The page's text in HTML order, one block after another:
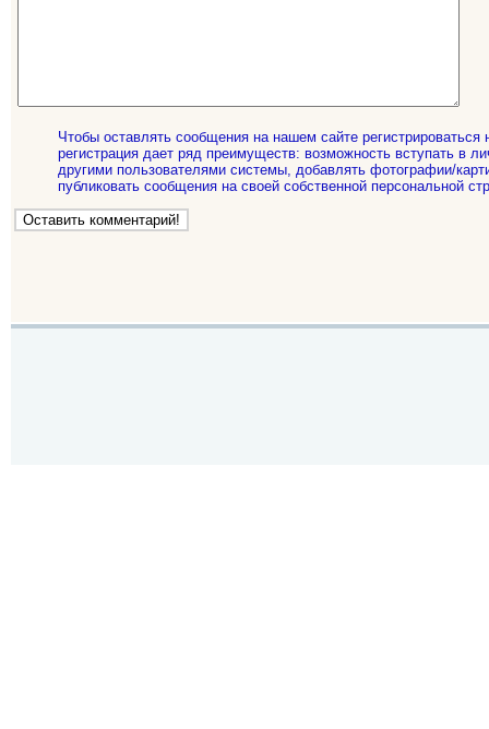
Чтобы оставлять сообщения на нашем сайте регистрироваться
регистрация дает ряд преимуществ: возможность вступать в
другими пользователями системы, добавлять фотографии/
публиковать сообщения на своей собственной персональной